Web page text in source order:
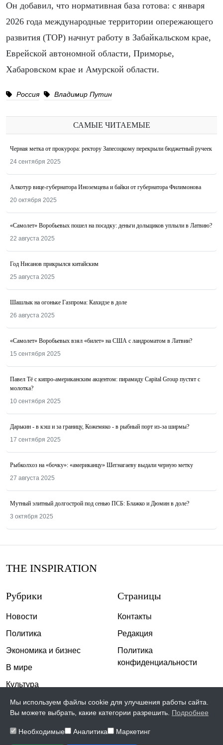
Он добавил, что нормативная база готова: с января
2026 года международные территории опережающего
развития (ТОР) начнут работу в Забайкальском крае,
Еврейской автономной области, Приморье,
Хабаровском крае и Амурской области.
Россия Владимир Путин
САМЫЕ ЧИТАЕМЫЕ
Черная метка от прокурора: ректору Запесоцкому перекрыли бюджетный ручеек
24 сентября 2025
Алкотур вице-губернатора Иноземцева и байки от губернатора Филимонова
20 октября 2025
«Самолет» Воробьевых пошел на посадку: деньги дольщиков уплыли в Латвию?
22 августа 2025
Год Нисанов прикрылся китайским
25 августа 2025
Шашлык на огоньке Газпрома: Кахидзе в доле
26 августа 2025
«Самолет» Воробьевых взял «билет» на США с ландроматом в Латвии?
15 сентября 2025
Павел Тё с кипро-американским акцентом: пирамиду Capital Group пустят с
молотка?
10 сентября 2025
Дарькин - в кэш и за границу, Кожемяко - в рыбный порт из-за ширмы?
17 сентября 2025
Рыбколхоз на «бочку»: «американцу» Шегнагаеву выдали черную метку
27 августа 2025
Мутный элитный долгострой под сенью ПСБ: Блажко и Дюмин в доле?
3 октября 2025
THE INSPIRATION
Рубрики
Новости
Политика
Экономика и бизнес
В мире
Культура
Спорт
Происшествия
Страницы
Контакты
Редакция
Политика
конфиденциальности
Мы используем файлы cookie для улучшения работы сайта.
Вы можете выбрать, какие категории разрешить. Подробнее
Необходимые Аналитика Маркетинг